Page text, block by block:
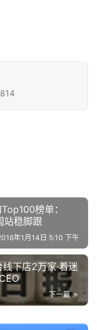
榜单：
站稳脚跟
年1月14日 5:10 下午
下店2万家·着迷
下一篇